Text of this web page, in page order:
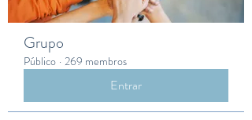
Grupo
Público · 269 membros
Entrar